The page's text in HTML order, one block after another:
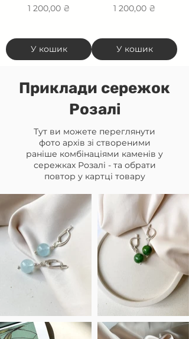
Ціна
1 200,00 ₴
У кошик
Ціна
1 200,00 ₴
У кошик
Приклади сережок
Розалі
Тут ви можете переглянути
фото архів зі створеними
раніше комбінаціями каменів у
сережках Розалі - та обрати
повтор у картці товару